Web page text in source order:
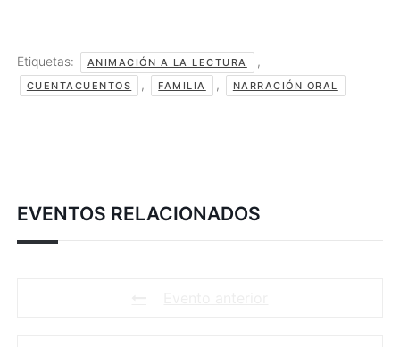
Etiquetas: ANIMACIÓN A LA LECTURA ,
CUENTACUENTOS , FAMILIA , NARRACIÓN ORAL
EVENTOS RELACIONADOS